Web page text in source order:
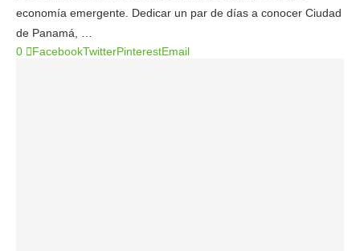
economía emergente. Dedicar un par de días a conocer Ciudad
de Panamá, …
0
FacebookTwitterPinterestEmail